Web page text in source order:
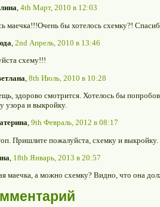
, 4th Март, 2010 в 12:03
маечка!!!Очень бы хотелось схемку?!
2nd Апрель, 2010 в 13:46
схему!!!
8th Июль, 2010 в 10:28
здорово смотрится. Хотелось бы
узора и выкройку.
, 9th Февраль, 2012 в 08:17
Пришлите пожалуйста, схемку и выкройку.
18th Январь, 2013 в 20:57
маечка, а можно схемку? Видно, что она